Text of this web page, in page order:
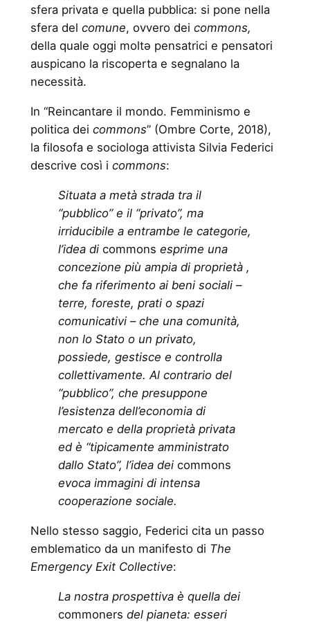
sfera privata e quella pubblica: si pone nella
sfera del comune, ovvero dei commons,
della quale oggi moltə pensatrici e pensatori
auspicano la riscoperta e segnalano la
necessità.
In “Reincantare il mondo. Femminismo e
politica dei commons” (Ombre Corte, 2018),
la filosofa e sociologa attivista Silvia Federici
descrive così i commons:
Situata a metà strada tra il
“pubblico” e il “privato”, ma
irriducibile a entrambe le categorie,
l’idea di commons esprime una
concezione più ampia di proprietà ,
che fa riferimento ai beni sociali –
terre, foreste, prati o spazi
comunicativi – che una comunità,
non lo Stato o un privato,
possiede, gestisce e controlla
collettivamente. Al contrario del
“pubblico”, che presuppone
l’esistenza dell’economia di
mercato e della proprietà privata
ed è “tipicamente amministrato
dallo Stato”, l’idea dei commons
evoca immagini di intensa
cooperazione sociale.
Nello stesso saggio, Federici cita un passo
emblematico da un manifesto di The
Emergency Exit Collective:
La nostra prospettiva è quella dei
commoners del pianeta: esseri